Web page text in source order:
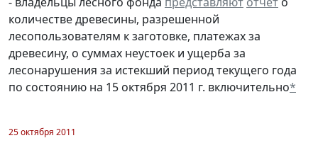
количестве древесины, разрешенной
лесопользователям к заготовке, платежах за
древесину, о суммах неустоек и ущерба за
лесонарушения за истекший период текущего года
по состоянию на 15 октября 2011 г. включительно*
25 октября 2011